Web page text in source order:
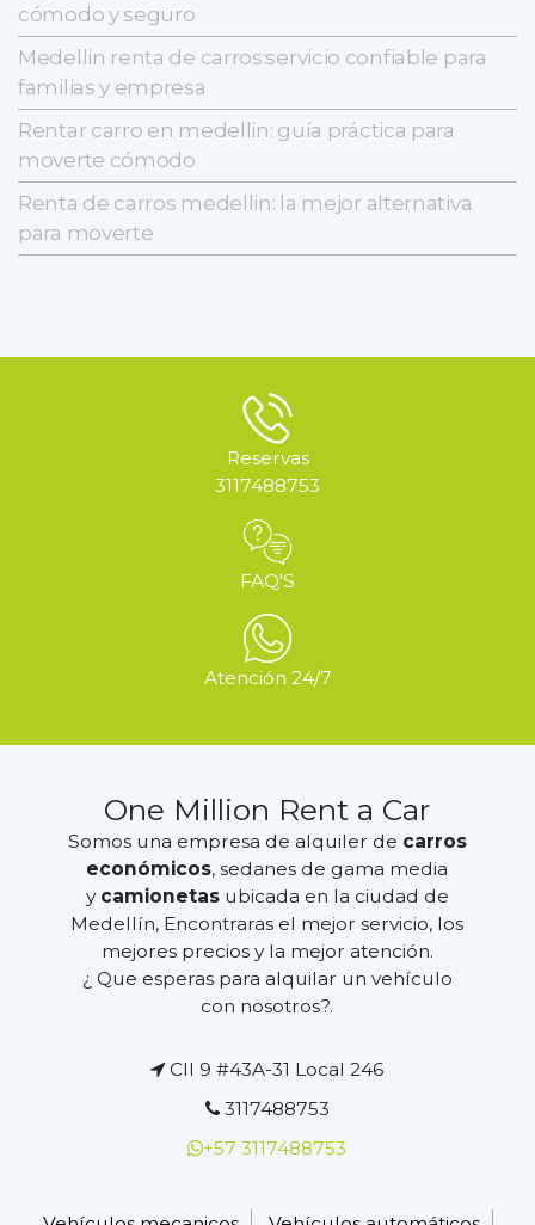
cómodo y seguro
Medellin renta de carros:servicio confiable para
familias y empresa
Rentar carro en medellin: guía práctica para
moverte cómodo
Renta de carros medellin: la mejor alternativa
para moverte
Reservas
3117488753
FAQ'S
Atención 24/7
One Million Rent a Car
Somos una empresa de alquiler de carros
económicos, sedanes de gama media
y camionetasubicada en la ciudad de
Medellín, Encontraras el mejor servicio, los
mejores precios y la mejor atención.
¿ Que esperas para alquilar un vehículo
con nosotros?.
Cll 9 #43A-31 Local 246
3117488753
+57 3117488753